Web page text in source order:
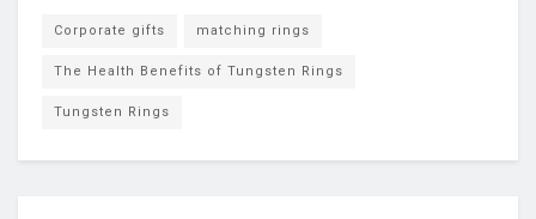
Corporate gifts matching rings
The Health Benefits of Tungsten Rings
Tungsten Rings